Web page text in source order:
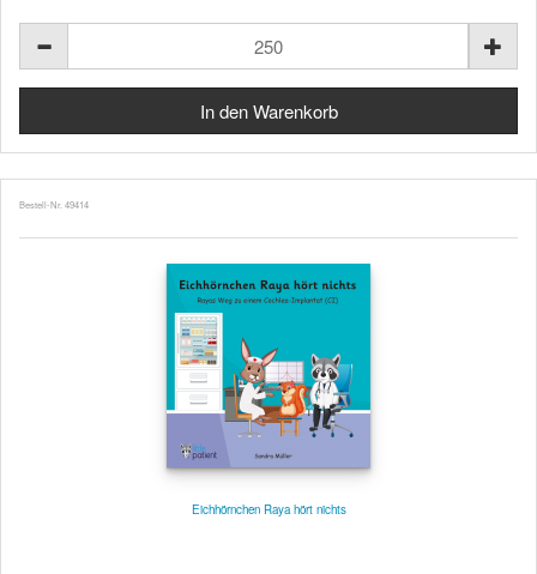
Bestell-Nr. 49414
Eichhörnchen Raya hört nichts